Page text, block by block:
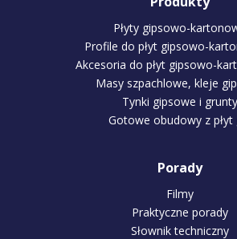
Płyty gipsowo-
Profile do płyt gipsowo-
Akcesoria do płyt gipsowo-
Masy szpachlowe, kleje
Tynki gipsowe i grunty
Gotowe obudowy z płyt
Porady
Filmy
Praktyczne porady
Słownik techniczny